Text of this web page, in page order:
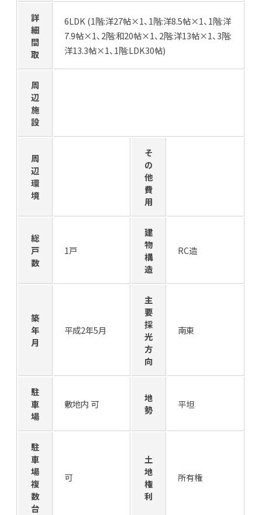
詳
細
間
取
6LDK (1階:洋27帖×1、1階:洋8.5帖×1、1階:洋
7.9帖×1、2階:和20帖×1、2階:洋13帖×1、3階:
洋13.3帖×1、1階:LDK30帖)
周
辺
施
設
周
辺
環
境
そ
の
他
費
用
総
戸
数
1戸
建
物
構
造
RC造
築
年
月
平成2年5月
主
要
採
光
方
向
南東
駐
車
場
敷地内 可
地
勢
平坦
駐
車
場
複
数
台
可
土
地
権
利
所有権